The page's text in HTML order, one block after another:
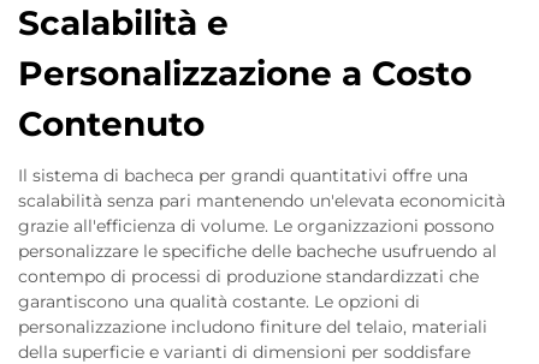
Scalabilità e
Personalizzazione a Costo
Contenuto
Il sistema di bacheca per grandi quantitativi offre una
scalabilità senza pari mantenendo un'elevata economicità
grazie all'efficienza di volume. Le organizzazioni possono
personalizzare le specifiche delle bacheche usufruendo al
contempo di processi di produzione standardizzati che
garantiscono una qualità costante. Le opzioni di
personalizzazione includono finiture del telaio, materiali
della superficie e varianti di dimensioni per soddisfare